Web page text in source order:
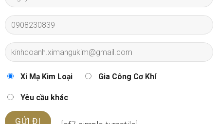
Xi Mạ Kim Loại Gia Công Cơ Khí
Yêu cầu khác